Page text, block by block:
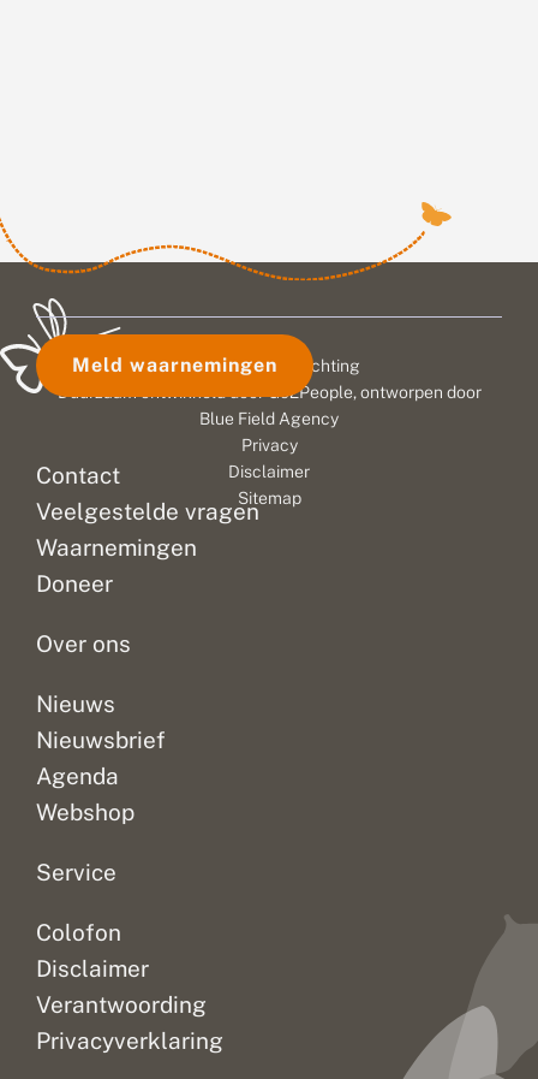
Contact
Veelgestelde vragen
Waarnemingen
Doneer
Over ons
Nieuws
Nieuwsbrief
Agenda
Webshop
Service
Colofon
Disclaimer
Verantwoording
Privacyverklaring
Meld waarnemingen
© 2026 Vlinderstichting
Duurzaam ontwikkeld door
Go2People, ontworpen door
Blue Field Agency
Privacy
Disclaimer
Sitemap